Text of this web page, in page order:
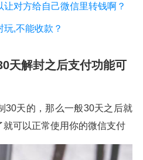
让对方给自己微信里转钱啊？
,不能收款？
天解封之后支付功能可
30天的，那么一般30天之后就
可以正常使用你的微信支付